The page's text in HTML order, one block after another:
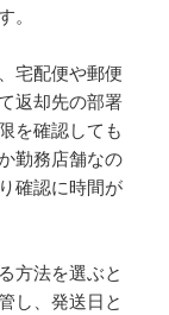
。
宅配便や郵便
返却先の部署
を確認しても
勤務店舗なの
確認に時間が
方法を選ぶと
し、発送日と